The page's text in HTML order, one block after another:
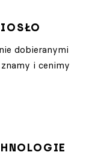
dobieranymi
i cenimy